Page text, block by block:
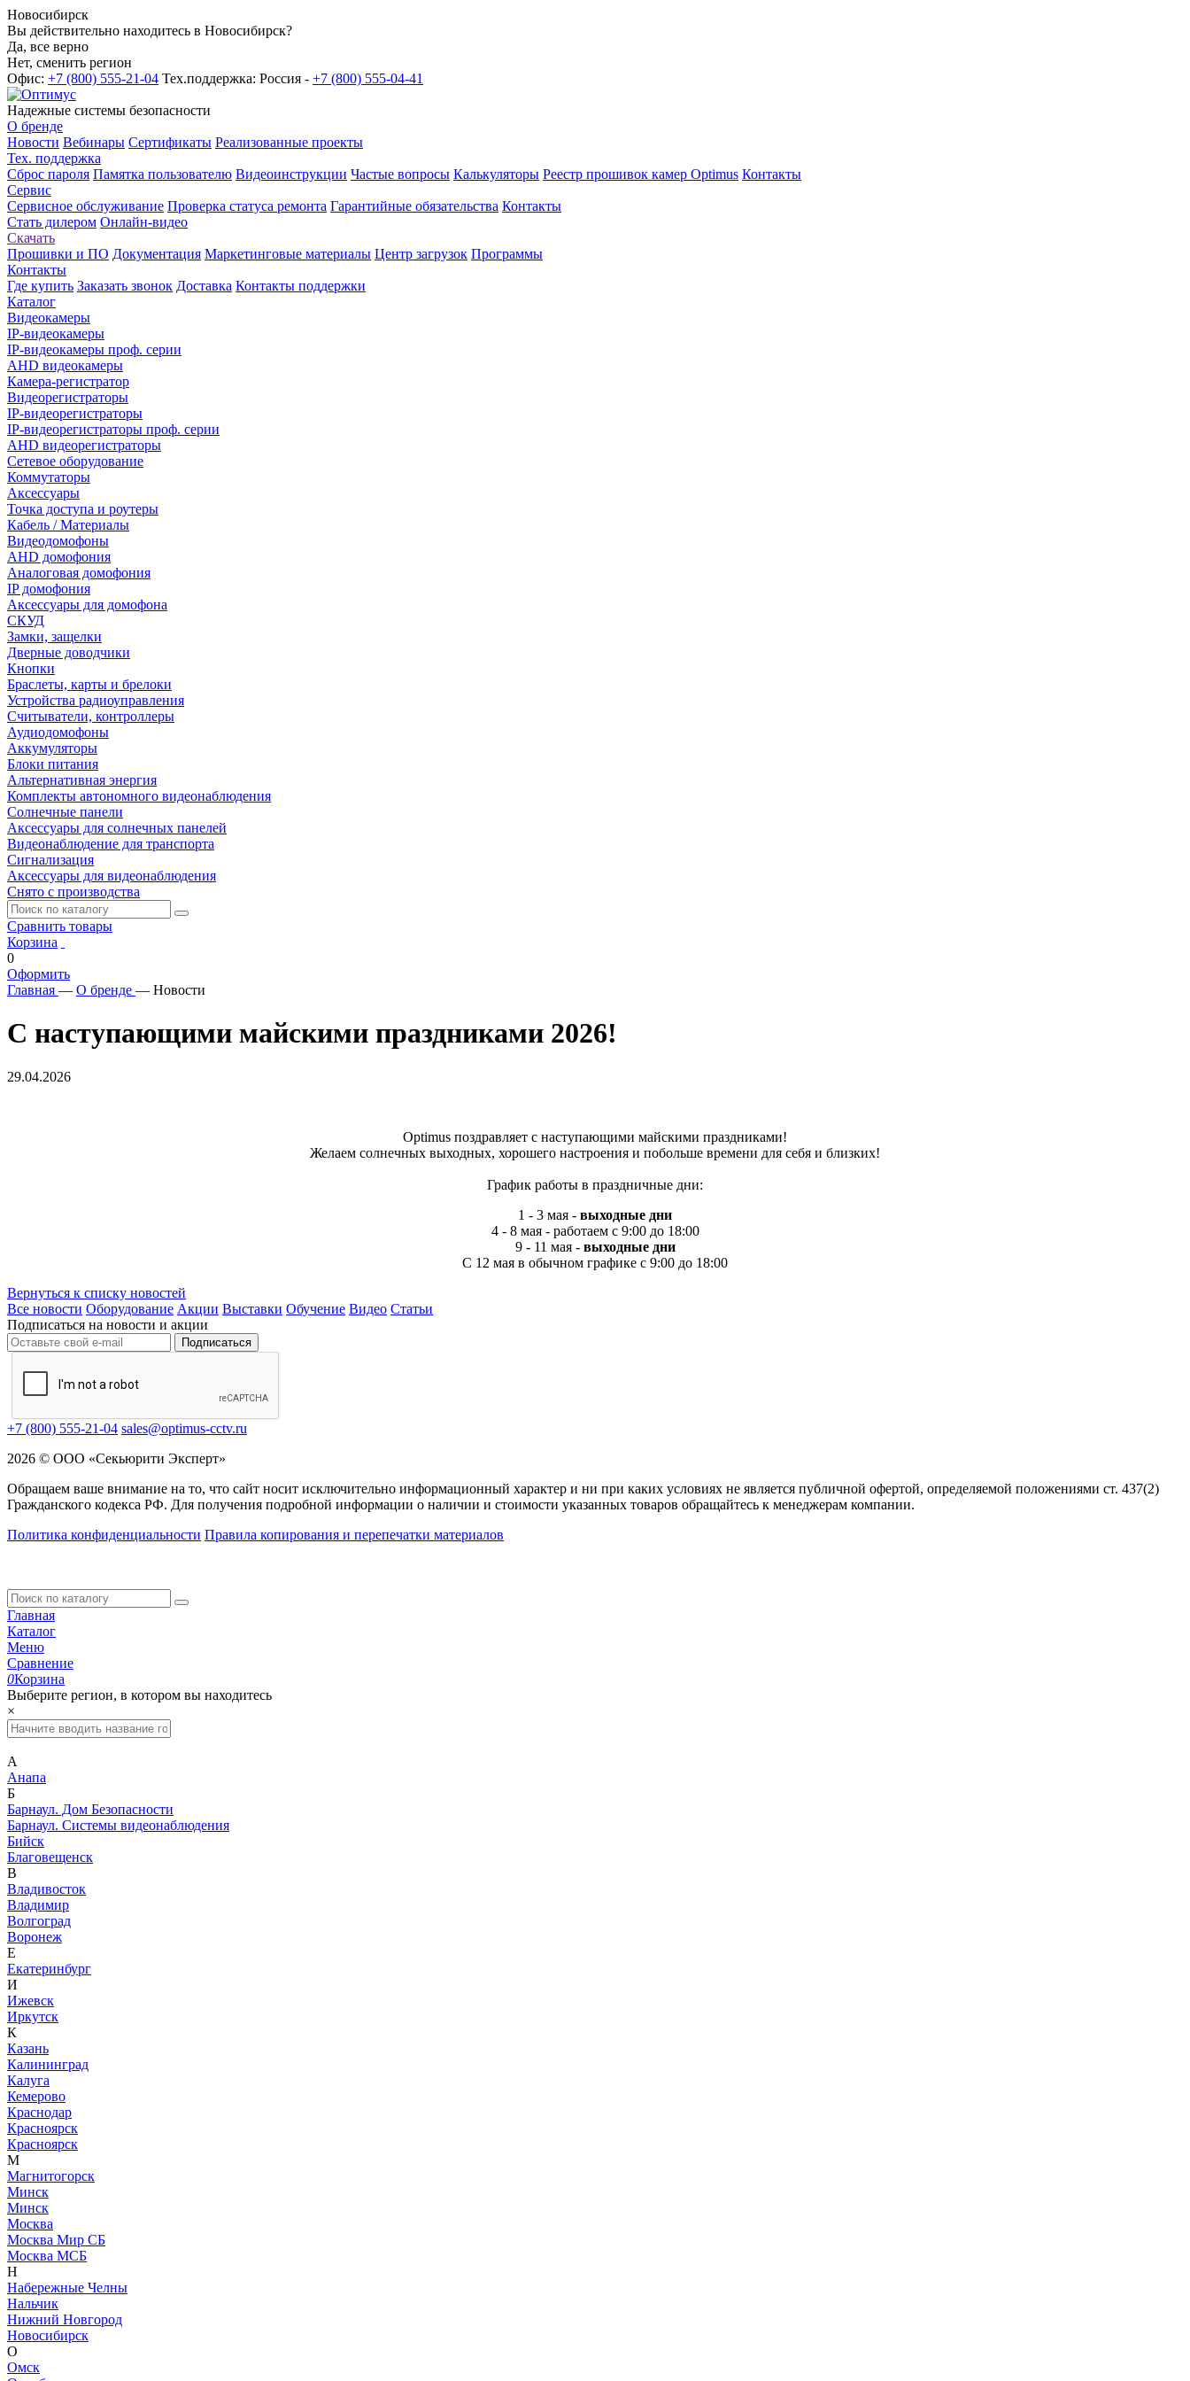
Новосибирск
Вы действительно находитесь в Новосибирск?
Да, все верно
Нет, сменить регион
Офис: +7 (800) 555-21-04 Тех.поддержка: Россия - +7 (800) 555-04-41
Надежные системы безопасности
О бренде
Новости Вебинары Сертификаты Реализованные проекты
Тех. поддержка
Сброс пароля Памятка пользователю Видеоинструкции Частые вопросы Калькуляторы Реестр прошивок камер Optimus Контакты
Сервис
Сервисное обслуживание Проверка статуса ремонта Гарантийные обязательства Контакты
Стать дилером Онлайн-видео
Скачать
Прошивки и ПО Документация Маркетинговые материалы Центр загрузок Программы
Контакты
Где купить Заказать звонок Доставка Контакты поддержки
Каталог
Видеокамеры
IP-видеокамеры
IP-видеокамеры проф. серии
AHD видеокамеры
Камера-регистратор
Видеорегистраторы
IP-видеорегистраторы
IP-видеорегистраторы проф. серии
AHD видеорегистраторы
Сетевое оборудование
Коммутаторы
Аксессуары
Точка доступа и роутеры
Кабель / Материалы
Видеодомофоны
AHD домофония
Аналоговая домофония
IP домофония
Аксессуары для домофона
СКУД
Замки, защелки
Дверные доводчики
Кнопки
Браслеты, карты и брелоки
Устройства радиоуправления
Считыватели, контроллеры
Аудиодомофоны
Аккумуляторы
Блоки питания
Альтернативная энергия
Комплекты автономного видеонаблюдения
Солнечные панели
Аксессуары для солнечных панелей
Видеонаблюдение для транспорта
Сигнализация
Аксессуары для видеонаблюдения
Снято с производства
Сравнить товары
Корзина
0
Оформить
Главная — О бренде — Новости
С наступающими майскими праздниками 2026!
29.04.2026
Optimus поздравляет с наступающими майскими праздниками!
Желаем солнечных выходных, хорошего настроения и побольше времени для себя и близких!
График работы в праздничные дни:
1 - 3 мая - выходные дни
4 - 8 мая - работаем с 9:00 до 18:00
9 - 11 мая - выходные дни
C 12 мая в обычном графике с 9:00 до 18:00
Вернуться к списку новостей
Все новости Оборудование Акции Выставки Обучение Видео Статьи
Подписаться на новости и акции
Подписаться
+7 (800) 555-21-04 sales@optimus-cctv.ru
2026 © ООО «Секьюрити Эксперт»
Обращаем ваше внимание на то, что сайт носит исключительно информационный характер и ни при каких условиях не является публичной офертой, определяемой положениями ст. 437(2)
Гражданского кодекса РФ. Для получения подробной информации о наличии и стоимости указанных товаров обращайтесь к менеджерам компании.
Политика конфиденциальности Правила копирования и перепечатки материалов
Главная
Каталог
Меню
Сравнение
0Корзина
Выберите регион, в котором вы находитесь
×
А
Анапа
Б
Барнаул. Дом Безопасности
Барнаул. Системы видеонаблюдения
Бийск
Благовещенск
В
Владивосток
Владимир
Волгоград
Воронеж
Е
Екатеринбург
И
Ижевск
Иркутск
К
Казань
Калининград
Калуга
Кемерово
Краснодар
Красноярск
Красноярск
М
Магнитогорск
Минск
Минск
Москва
Москва Мир СБ
Москва МСБ
Н
Набережные Челны
Нальчик
Нижний Новгород
Новосибирск
О
Омск